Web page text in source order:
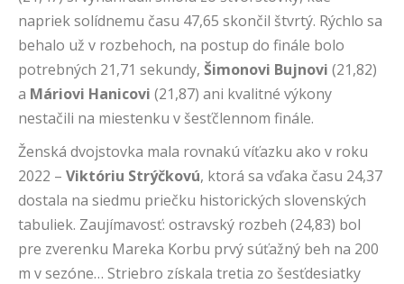
napriek solídnemu času 47,65 skončil štvrtý. Rýchlo sa
behalo už v rozbehoch, na postup do finále bolo
potrebných 21,71 sekundy, Šimonovi Bujnovi (21,82)
a Máriovi Hanicovi (21,87) ani kvalitné výkony
nestačili na miestenku v šesťčlennom finále.
Ženská dvojstovka mala rovnakú víťazku ako v roku
2022 – Viktóriu Strýčkovú, ktorá sa vďaka času 24,37
dostala na siedmu priečku historických slovenských
tabuliek. Zaujímavosť: ostravský rozbeh (24,83) bol
pre zverenku Mareka Korbu prvý súťažný beh na 200
m v sezóne… Striebro získala tretia zo šesťdesiatky